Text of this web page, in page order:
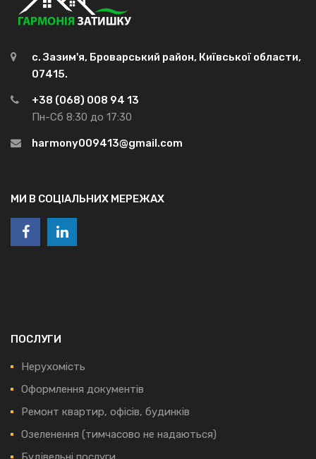
с. Зазим'я, Броварський район, Київської области,
07415.
+38 (068) 008 94 13
Пн-Сб 8:30 до 17:30
harmony009413@gmail.com
МИ В СОЦІАЛЬНИХ МЕРЕЖАХ
ПОСЛУГИ
Нерухомість
Оформлення документів
Ремонт квартир, офісів, будинків
Озеленення (тимчасово не надаються)